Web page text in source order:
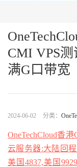
CMI VPS
满G口带宽
2024-06-02 分类：
OneTechCloud香港
云服务器:大陆回
美国4837,美国